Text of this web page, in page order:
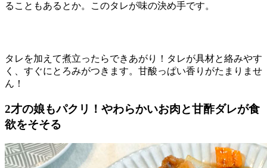
ることもあるとか。このタレが味の決め手です。
タレを加えて煮立ったらできあがり！タレが具材と絡みやす
く、すぐにとろみがつきます。甘酸っぱい香りがたまりませ
ん！
2才の娘もパクリ！やわらかいお肉と甘酢ダレが食
欲をそそる